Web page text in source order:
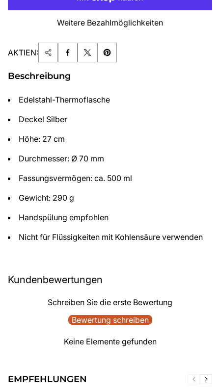
Weitere Bezahlmöglichkeiten
AKTIEN:
Beschreibung
Edelstahl-Thermoflasche
Deckel Silber
Höhe: 27 cm
Durchmesser: Ø 70 mm
Fassungsvermögen: ca. 500 ml
Gewicht: 290 g
Handspülung empfohlen
Nicht für Flüssigkeiten mit Kohlensäure verwenden
Kundenbewertungen
Schreiben Sie die erste Bewertung
Bewertung schreiben
Keine Elemente gefunden
EMPFEHLUNGEN